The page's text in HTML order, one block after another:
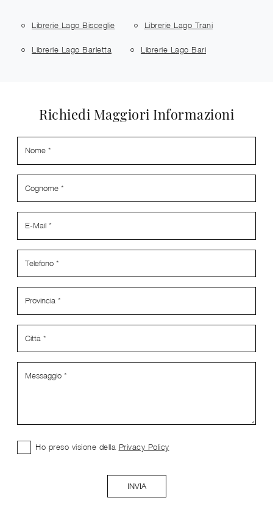
Librerie Lago Bisceglie Librerie Lago Trani
Librerie Lago Barletta Librerie Lago Bari
Richiedi Maggiori Informazioni
Ho preso visione della Privacy Policy
INVIA